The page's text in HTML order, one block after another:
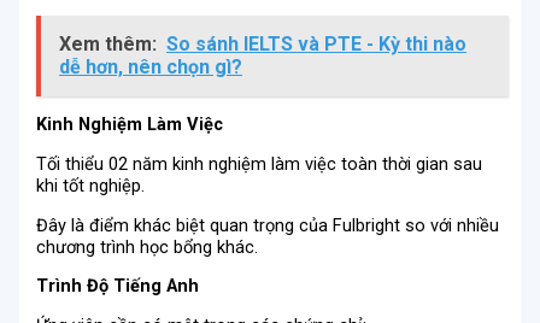
Xem thêm: So sánh IELTS và PTE - Kỳ thi nào
dễ hơn, nên chọn gì?
Kinh Nghiệm Làm Việc
Tối thiểu 02 năm kinh nghiệm làm việc toàn thời gian sau
khi tốt nghiệp.
Đây là điểm khác biệt quan trọng của Fulbright so với nhiều
chương trình học bổng khác.
Trình Độ Tiếng Anh